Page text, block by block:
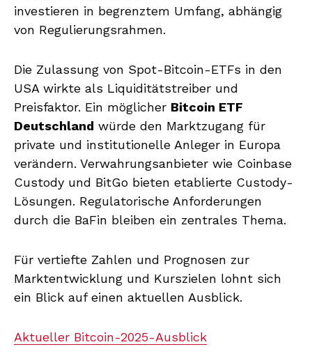
investieren in begrenztem Umfang, abhängig
von Regulierungsrahmen.
Die Zulassung von Spot-Bitcoin-ETFs in den
USA wirkte als Liquiditätstreiber und
Preisfaktor. Ein möglicher Bitcoin ETF
Deutschland würde den Marktzugang für
private und institutionelle Anleger in Europa
verändern. Verwahrungsanbieter wie Coinbase
Custody und BitGo bieten etablierte Custody-
Lösungen. Regulatorische Anforderungen
durch die BaFin bleiben ein zentrales Thema.
Für vertiefte Zahlen und Prognosen zur
Marktentwicklung und Kurszielen lohnt sich
ein Blick auf einen aktuellen Ausblick.
Aktueller Bitcoin-2025-Ausblick